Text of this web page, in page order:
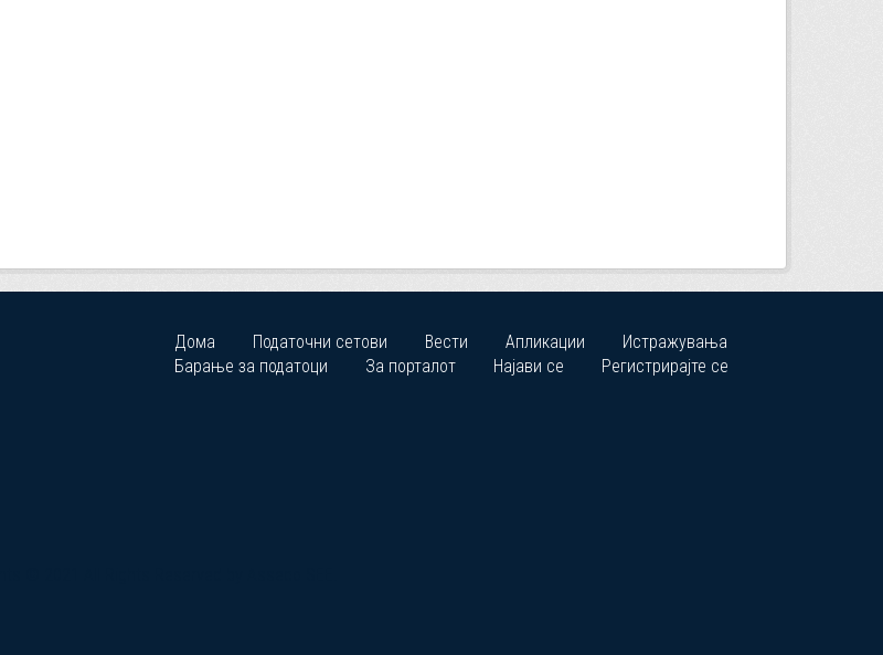
Дома Податочни сетови Вести Апликации
Истражувања
Барање за податоци
За порталот Најави се Регистрирајте се